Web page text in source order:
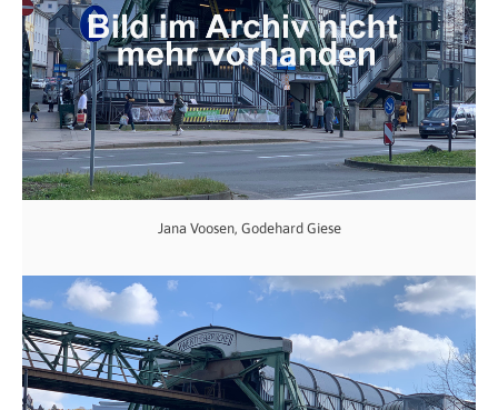
Jana Voosen, Godehard Giese